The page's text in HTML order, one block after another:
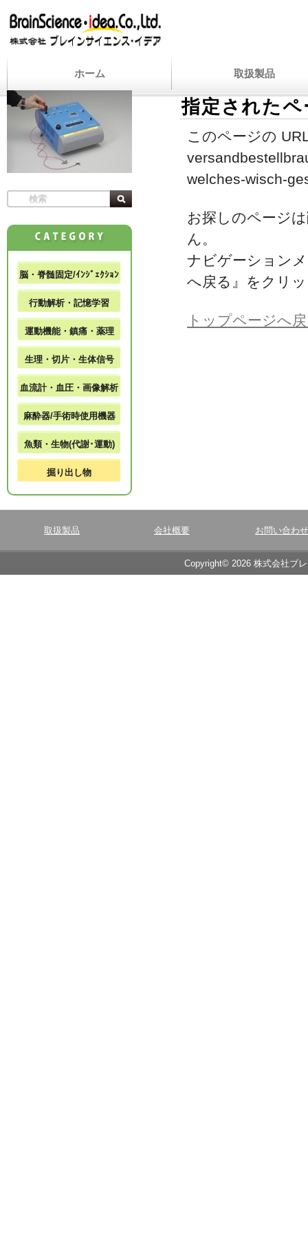
ホーム 取扱製品
指定された
このページの
welches-wisch-
お探しのページ
ん。
ナビゲーション
へ戻る』をクリ
トップページへ
脳・脊髄固定/ｲﾝｼﾞｪｸｼｮﾝ
行動解析・記憶学習
運動機能・鎮痛・薬理
生理・切片・生体信号
血流計・血圧・画像解析
麻酔器/手術時使用機器
魚類・生物(代謝･運動)
掘り出し物
取扱製品 会社概要 お問い合わせ
Copyright© 2026 株式会社ブ